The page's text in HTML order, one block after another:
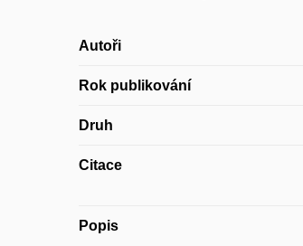
Autoři
Rok publikování
Druh
Citace
Popis